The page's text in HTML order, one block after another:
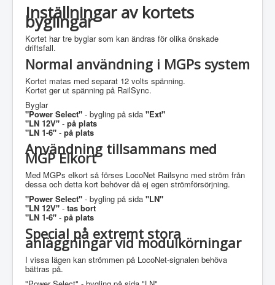
Inställningar av kortets
byglingar
Kortet har tre byglar som kan ändras för olika önskade
driftsfall.
Normal användning i MGPs system
Kortet matas med separat 12 volts spänning.
Kortet ger ut spänning på RailSync.
Byglar
"Power Select" - bygling på sida "Ext"
"LN 12V" - på plats
"LN 1-6" - på plats
Användning tillsammans med
MGP Elkort
Med MGPs elkort så förses LocoNet Railsync med ström från
dessa och detta kort behöver då ej egen strömförsörjning.
"Power Select" - bygling på sida "LN"
"LN 12V" - tas bort
"LN 1-6" - på plats
Special på extremt stora
anläggningar vid modulkörningar
I vissa lägen kan strömmen på LocoNet-signalen behöva
bättras på.